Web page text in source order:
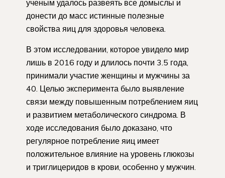
ученым удалось развеять все домыслы и
донести до масс истинные полезные
свойства яиц для здоровья человека.
В этом исследовании, которое увидело мир
лишь в 2016 году и длилось почти 3.5 года,
принимали участие женщины и мужчины за
40. Целью эксперимента было выявление
связи между повышенным потреблением яиц
и развитием метаболического синдрома. В
ходе исследования было доказано, что
регулярное потребление яиц имеет
положительное влияние на уровень глюкозы
и триглицеридов в крови, особенно у мужчин.